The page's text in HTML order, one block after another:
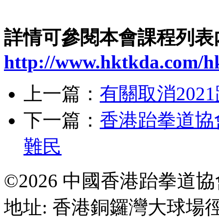
詳情可參閱本會課程列
http://www.hktkda.com/
上一篇： 有關取消
下一篇： 香港跆拳道
難民
©2026 中國香港跆拳道
地址: 香港銅鑼灣大球場